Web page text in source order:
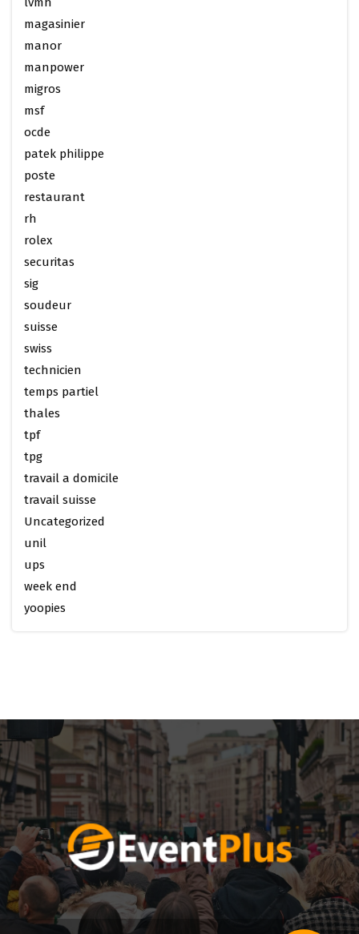
magasinier
manor
manpower
migros
msf
ocde
patek philippe
poste
restaurant
rh
rolex
securitas
sig
soudeur
suisse
swiss
technicien
temps partiel
thales
tpf
tpg
travail a domicile
travail suisse
Uncategorized
unil
ups
week end
yoopies